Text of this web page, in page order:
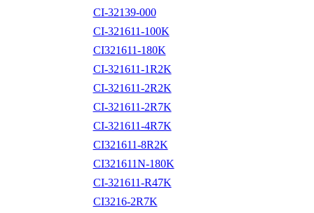
CI-32139-000
CI-321611-100K
CI321611-180K
CI-321611-1R2K
CI-321611-2R2K
CI-321611-2R7K
CI-321611-4R7K
CI321611-8R2K
CI321611N-180K
CI-321611-R47K
CI3216-2R7K